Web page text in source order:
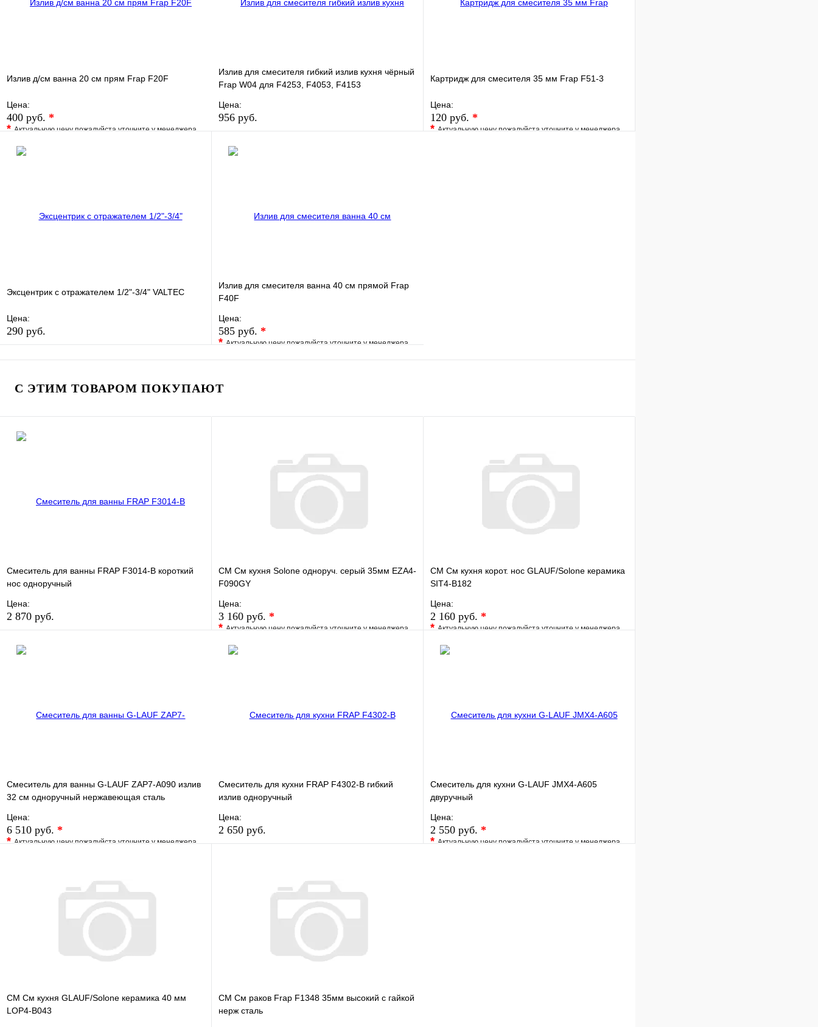
Излив д/см ванна 20 см прям Frap F20F
Цена:
400 руб. *
*Актуальную цену пожалуйста уточните у менеджера
В избранное
Излив для смесителя гибкий излив кухня чёрный
Frap W04 для F4253, F4053, F4153
Цена:
956 руб.
Купить в 1 клик
Картридж для смесителя 35 мм Frap F51-3
Цена:
120 руб. *
*Актуальную цену пожалуйста уточните у менеджера
Эксцентрик с отражателем 1/2"-3/4" VALTEC
Цена:
290 руб.
Излив для смесителя ванна 40 см прямой Frap
F40F
Цена:
585 руб. *
*Актуальную цену пожалуйста уточните у менеджера
В избранное Сравнение
В корзину
С ЭТИМ ТОВАРОМ ПОКУПАЮТ
Смеситель для ванны FRAP F3014-B короткий
нос одноручный
Цена:
2 870 руб.
Купить в 1 клик
СМ См кухня Solone одноруч. серый 35мм EZA4-
F090GY
Цена:
3 160 руб. *
*Актуальную цену пожалуйста уточните у менеджера
В избранное
СМ См кухня корот. нос GLAUF/Solone керамика
SIT4-B182
Цена:
2 160 руб. *
*Актуальную цену пожалуйста уточните у менеджера
В избранное
Смеситель для ванны G-LAUF ZAP7-A090 излив
32 см одноручный нержавеющая сталь
Цена:
6 510 руб. *
*Актуальную цену пожалуйста уточните у менеджера
В корзину
Смеситель для кухни FRAP F4302-B гибкий
излив одноручный
Цена:
2 650 руб.
В корзину
Смеситель для кухни G-LAUF JMX4-A605
двуручный
Цена:
2 550 руб. *
*Актуальную цену пожалуйста уточните у менеджера
СМ См кухня GLAUF/Solone керамика 40 мм
LOP4-B043
СМ См раков Frap F1348 35мм высокий с гайкой
нерж сталь